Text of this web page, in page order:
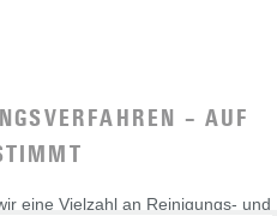
– AUF
eine Vielzahl an Reinigungs- und